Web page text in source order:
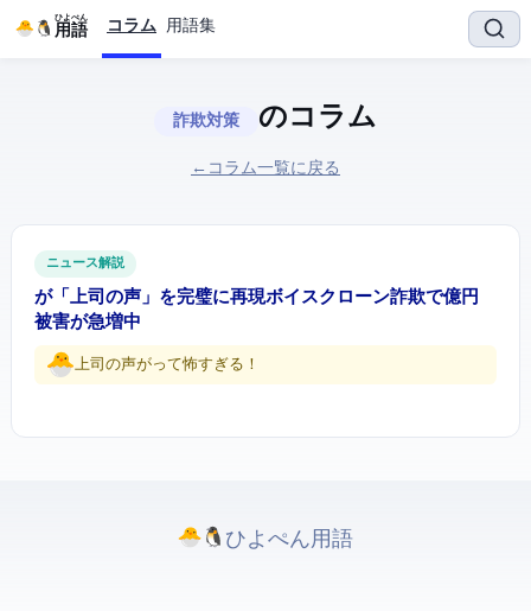
IT用語
ひよぺん コラム 用語集
詐欺対策 のコラム
← コラム一覧に戻る
ITニュース解説
AIが「上司の声」を完璧に再現 — ボイスクローン詐欺で2億円
被害が急増中
上司の声がAIって怖すぎる！
ひよぺんIT用語. All rights reserved.